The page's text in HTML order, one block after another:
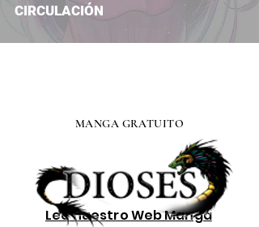
CIRCULACIÓN
Lee nuestroWeb Manga
MANGA GRATUITO